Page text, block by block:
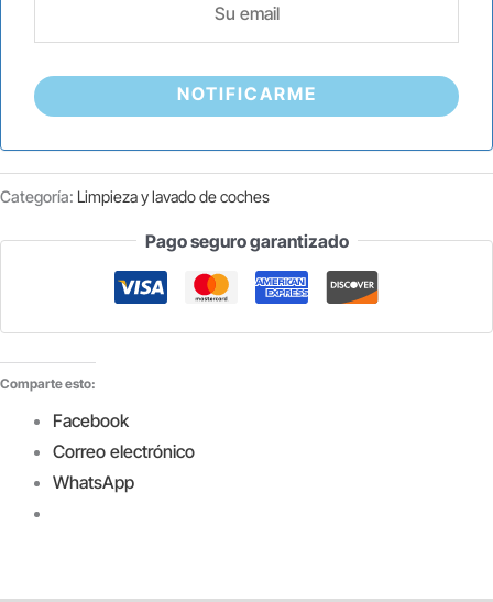
NOTIFICARME
Categoría: Limpieza y lavado de coches
Pago seguro garantizado
Comparte esto:
Facebook
Correo electrónico
WhatsApp